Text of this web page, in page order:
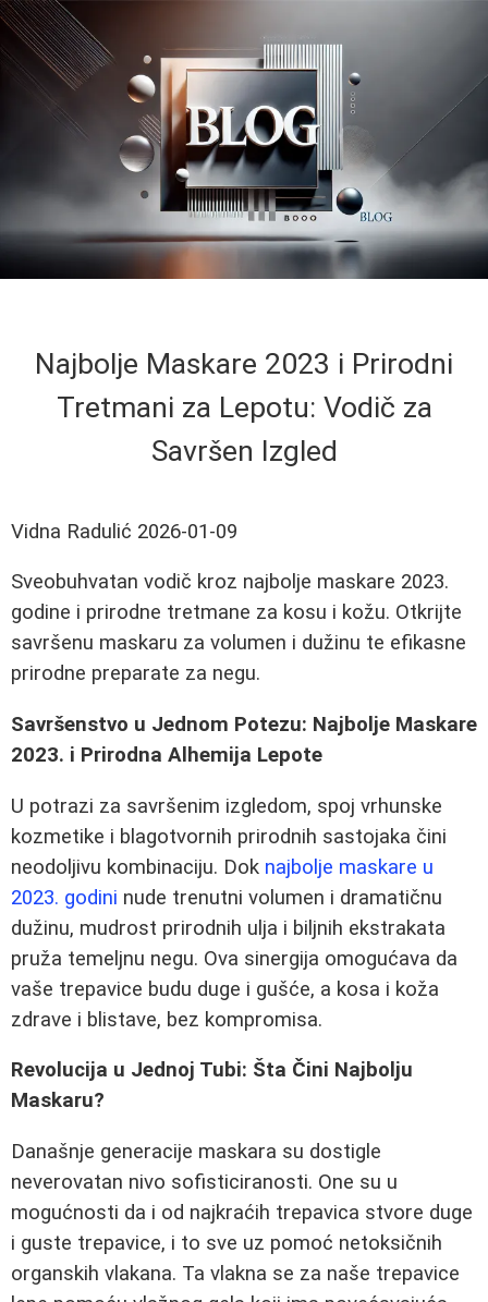
Najbolje Maskare 2023 i Prirodni
Tretmani za Lepotu: Vodič za
Savršen Izgled
Vidna Radulić 2026-01-09
Sveobuhvatan vodič kroz najbolje maskare 2023.
godine i prirodne tretmane za kosu i kožu. Otkrijte
savršenu maskaru za volumen i dužinu te efikasne
prirodne preparate za negu.
Savršenstvo u Jednom Potezu: Najbolje Maskare
2023. i Prirodna Alhemija Lepote
U potrazi za savršenim izgledom, spoj vrhunske
kozmetike i blagotvornih prirodnih sastojaka čini
neodoljivu kombinaciju. Dok najbolje maskare u
2023. godini nude trenutni volumen i dramatičnu
dužinu, mudrost prirodnih ulja i biljnih ekstrakata
pruža temeljnu negu. Ova sinergija omogućava da
vaše trepavice budu duge i gušće, a kosa i koža
zdrave i blistave, bez kompromisa.
Revolucija u Jednoj Tubi: Šta Čini Najbolju
Maskaru?
Današnje generacije maskara su dostigle
neverovatan nivo sofisticiranosti. One su u
mogućnosti da i od najkraćih trepavica stvore duge
i guste trepavice, i to sve uz pomoć netoksičnih
organskih vlakana. Ta vlakna se za naše trepavice